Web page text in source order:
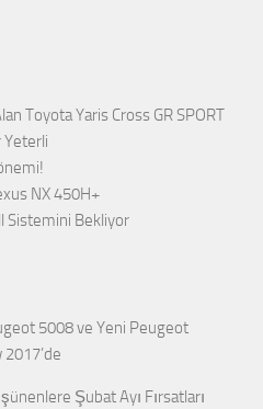
Toyota Yaris Cross GR SPORT
Yeterli
NX 450H+
Sistemini Bekliyor
5008 ve Yeni Peugeot
Şubat Ayı Fırsatları